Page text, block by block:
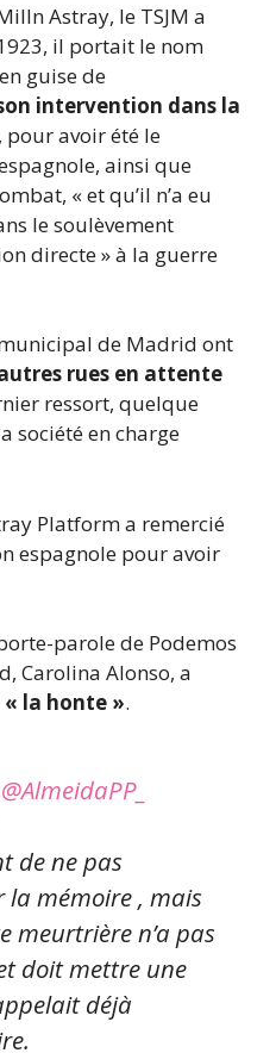
Astray, le TSJM a
il portait le nom
guise de
intervention dans la
, pour avoir été le
ainsi que
« et qu’il n’a eu
le soulèvement
directe » à la guerre
de Madrid ont
rues en attente
ressort, quelque
société en charge
Platform a remercié
espagnole pour avoir
parole de Podemos
Carolina Alonso, a
« la honte ».
@AlmeidaPP_
de ne pas
la mémoire , mais
meurtrière n’a pas
doit mettre une
déjà